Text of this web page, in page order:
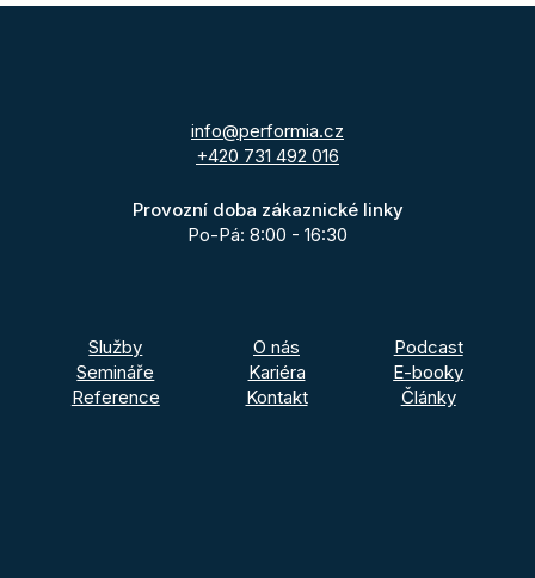
info@performia.cz
+420 731 492 016
Provozní doba zákaznické linky
Po-Pá: 8:00 - 16:30
Služby
Semináře
Reference
O nás
Kariéra
Kontakt
Podcast
E-booky
Články